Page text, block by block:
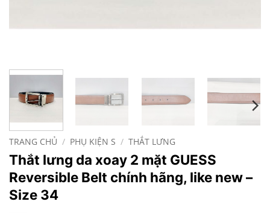
TRANG CHỦ / PHỤ KIỆN S / THẮT LƯNG
Thắt lưng da xoay 2 mặt GUESS
Reversible Belt chính hãng, like new –
Size 34